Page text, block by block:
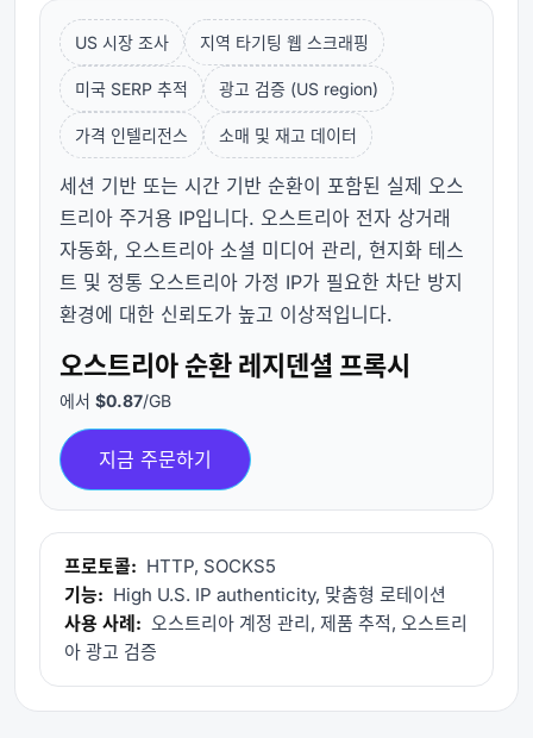
US 시장 조사 지역 타기팅 웹 스크래핑
미국 SERP 추적 광고 검증 (US region)
가격 인텔리전스 소매 및 재고 데이터
세션 기반 또는 시간 기반 순환이 포함된 실제 오스
트리아 주거용 IP입니다. 오스트리아 전자 상거래
자동화, 오스트리아 소셜 미디어 관리, 현지화 테스
트 및 정통 오스트리아 가정 IP가 필요한 차단 방지
환경에 대한 신뢰도가 높고 이상적입니다.
오스트리아 순환 레지덴셜 프록시
에서 $0.87/GB
지금 주문하기
프로토콜: HTTP, SOCKS5
기능: High U.S. IP authenticity, 맞춤형 로테이션
사용 사례: 오스트리아 계정 관리, 제품 추적, 오스트리
아 광고 검증